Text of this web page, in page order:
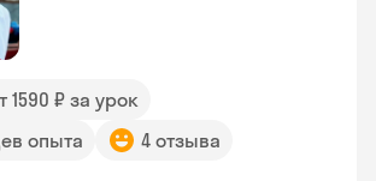
1590 ₽ за урок
опыта
4 отзыва